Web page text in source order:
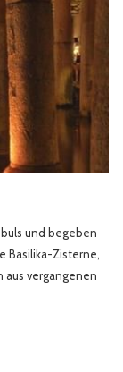
und begeben
Basilika-Zisterne,
aus vergangenen